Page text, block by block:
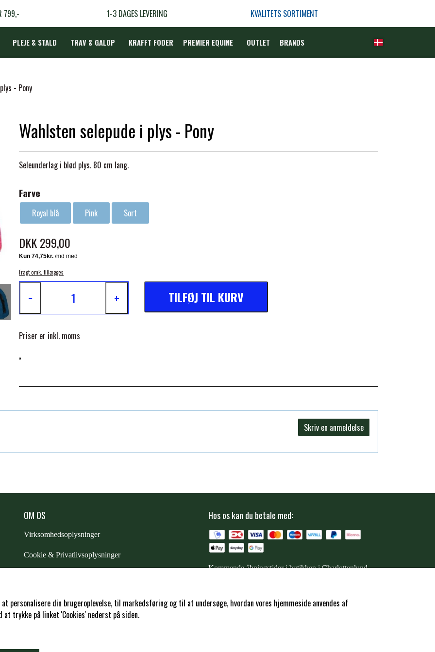
799,- 1-3 DAGES LEVERING KVALITETS SORTIMENT
PLEJE & STALD TRAV & GALOP KRAFFT FODER PREMIER EQUINE OUTLET BRANDS
- Pony
Wahlsten selepude i plys - Pony
Seleunderlag i blød plys. 80 cm lang.
Farve
Royal blå Pink Sort
DKK 299,00
Fragt omk. tillægges
− + TILFØJ TIL KURV
Priser er inkl. moms
Skriv en anmeldelse
OM OS
Virksomhedsoplysninger
Cookie & Privatlivsoplysninger
Samarbejde -affiliates
Hos os kan du betale med:
Kommende åbningstider i butikken i Charlottenlund
personalisere din brugeroplevelse, til markedsføring og til at undersøge, hvordan vores hjemmeside anvendes af
trykke på linket 'Cookies' nederst på siden.